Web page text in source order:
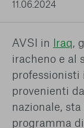
Cookies di
11.06.2024
AVSI in Iraq,
iracheno e al
provenienti
nazionale,
programma